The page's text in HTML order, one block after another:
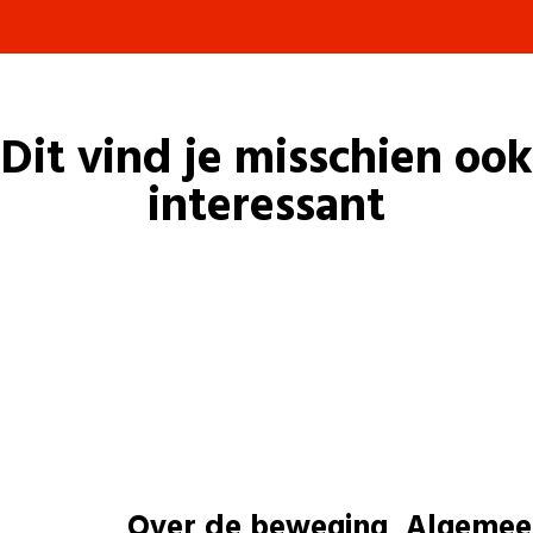
Dit vind je misschien ook
interessant